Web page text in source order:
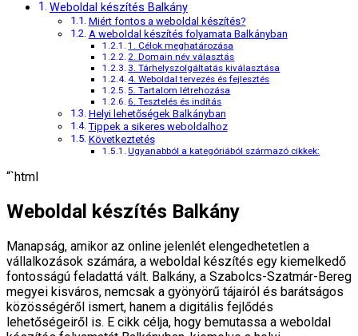
Weboldal készítés Balkány
Miért fontos a weboldal készítés?
A weboldal készítés folyamata Balkányban
1. Célok meghatározása
2. Domain név választás
3. Tárhelyszolgáltatás kiválasztása
4. Weboldal tervezés és fejlesztés
5. Tartalom létrehozása
6. Tesztelés és indítás
Helyi lehetőségek Balkányban
Tippek a sikeres weboldalhoz
Következtetés
Ugyanabból a kategóriából származó cikkek:
“`html
Weboldal készítés Balkány
Manapság, amikor az online jelenlét elengedhetetlen a
vállalkozások számára, a weboldal készítés egy kiemelkedő
fontosságú feladattá vált. Balkány, a Szabolcs-Szatmár-Bereg
megyei kisváros, nemcsak a gyönyörű tájairól és barátságos
közösségéről ismert, hanem a digitális fejlődés
lehetőségeiről is. E cikk célja, hogy bemutassa a weboldal